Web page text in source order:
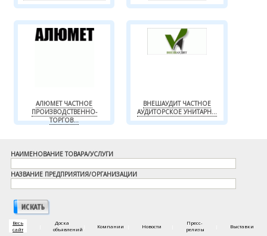
АЛЮМЕТ ЧАСТНОЕ
ПРОИЗВОДСТВЕННО-
ТОРГОВ...
ВНЕШАУДИТ ЧАСТНОЕ
АУДИТОРСКОЕ УНИТАРН...
НАИМЕНОВАНИЕ ТОВАРА/УСЛУГИ
НАЗВАНИЕ ПРЕДПРИЯТИЯ/ОРГАНИЗАЦИИ
Весь
сайт
Доска
объявлений
Компании Новости
Пресс-
релизы
Выставки